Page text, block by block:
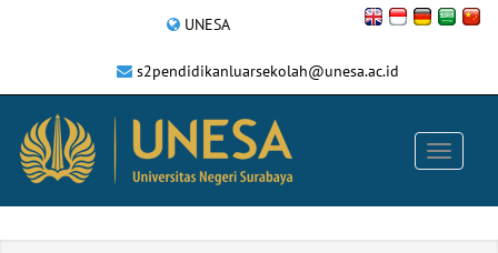
UNESA
s2pendidikanluarsekolah@unesa.ac.id